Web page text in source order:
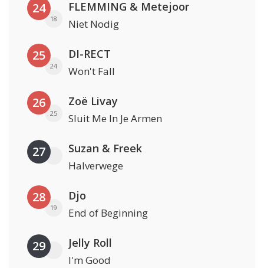
24
18
FLEMMING & Metejoor
Niet Nodig
25
24
DI-RECT
Won't Fall
26
25
Zoë Livay
Sluit Me In Je Armen
27 Suzan & Freek
Halverwege
28
19
Djo
End of Beginning
29 Jelly Roll
I'm Good